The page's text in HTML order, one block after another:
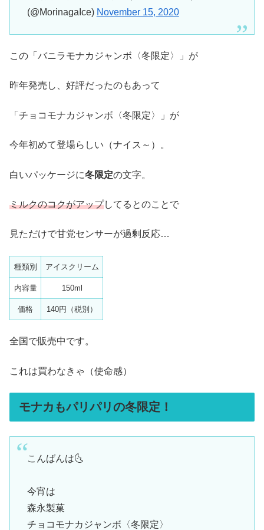
(@MorinagaIce) November 15, 2020
この「バニラモナカジャンボ〈冬限定〉」が
昨年発売し、好評だったのもあって
「チョコモナカジャンボ〈冬限定〉」が
今年初めて登場らしい（ナイス～）。
白いパッケージに冬限定の文字。
ミルクのコクがアップしてるとのことで
見ただけで甘党センサーが過剰反応…
種類別 アイスクリーム
内容量 150ml
価格 140円（税別）
全国で販売中です。
これは買わなきゃ（使命感）
モナカもパリパリの冬限定！
こんばんは🌜
今宵は
森永製菓
チョコモナカジャンボ〈冬限定〉